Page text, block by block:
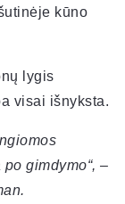
kūno
lygis
visai išnyksta.
gimdymo“, –